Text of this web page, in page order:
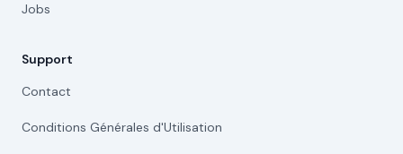
Jobs
Support
Contact
Conditions Générales d'Utilisation